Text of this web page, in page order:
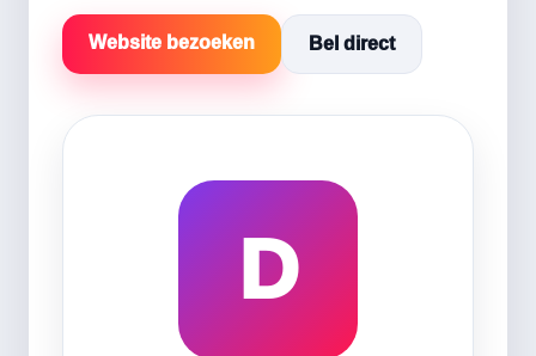
Website bezoeken Bel direct
D